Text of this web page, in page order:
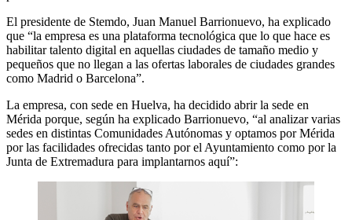
El presidente de Stemdo, Juan Manuel Barrionuevo, ha explicado
que “la empresa es una plataforma tecnológica que lo que hace es
habilitar talento digital en aquellas ciudades de tamaño medio y
pequeños que no llegan a las ofertas laborales de ciudades grandes
como Madrid o Barcelona”.
La empresa, con sede en Huelva, ha decidido abrir la sede en
Mérida porque, según ha explicado Barrionuevo, “al analizar varias
sedes en distintas Comunidades Autónomas y optamos por Mérida
por las facilidades ofrecidas tanto por el Ayuntamiento como por la
Junta de Extremadura para implantarnos aquí”: